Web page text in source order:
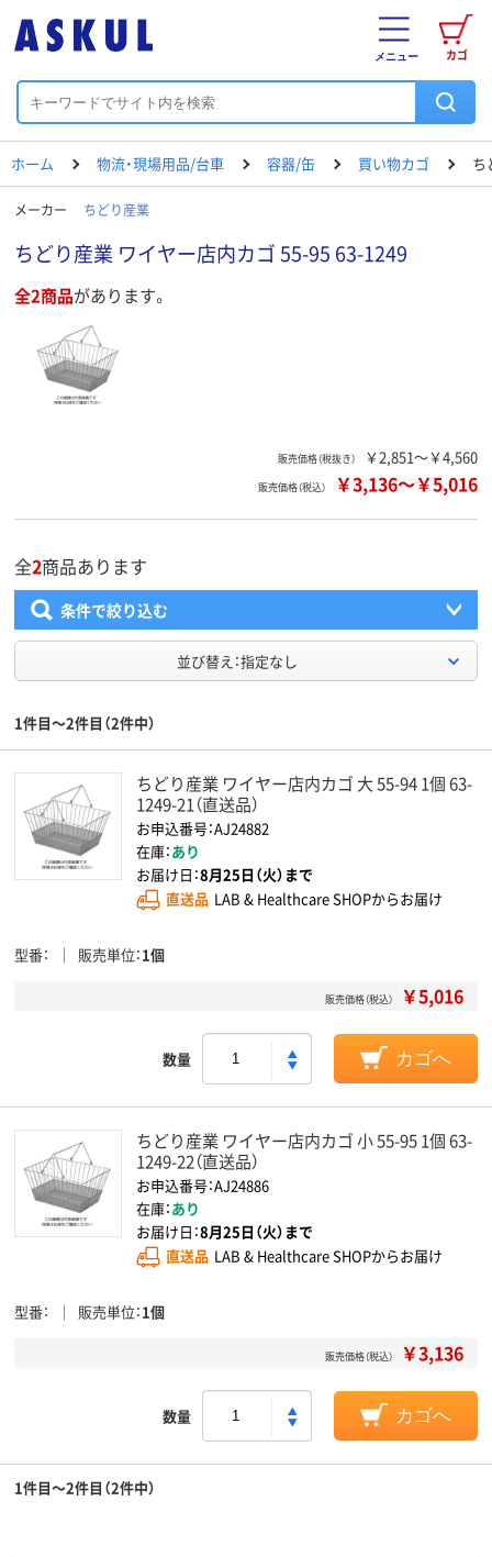
カゴ
メニュー
ホーム 物流・現場用品/台車 容器/缶 買い物カゴ ち
メーカー ちどり産業
ちどり産業 ワイヤー店内カゴ 55-95 63-1249
全2商品があります。
販売価格（税抜き） ￥2,851～￥4,560
販売価格（税込） ￥3,136～￥5,016
全2商品あります
条件で絞り込む
並び替え：指定なし
1件目～2件目（2件中）
ちどり産業 ワイヤー店内カゴ 大 55-94 1個 63-
1249-21（直送品）
お申込番号：AJ24882
在庫：あり
お届け日：8月25日（火）まで
直送品 LAB & Healthcare SHOPからお届け
型番 販売単位 1個
販売価格（税込） ￥5,016
数量 カゴへ
ちどり産業 ワイヤー店内カゴ 小 55-95 1個 63-
1249-22（直送品）
お申込番号：AJ24886
在庫：あり
お届け日：8月25日（火）まで
直送品 LAB & Healthcare SHOPからお届け
型番 販売単位 1個
販売価格（税込） ￥3,136
数量 カゴへ
1件目～2件目（2件中）